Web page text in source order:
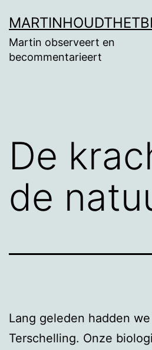
naar
de
Martin observeert en
becommentarieert
De
de
Lang geleden hadden
Terschelling. Onze